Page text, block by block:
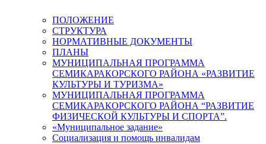
ПОЛОЖЕНИЕ
СТРУКТУРА
НОРМАТИВНЫЕ ДОКУМЕНТЫ
ПЛАНЫ
МУНИЦИПАЛЬНАЯ ПРОГРАММА
СЕМИКАРАКОРСКОГО РАЙОНА «РАЗВИТИЕ
КУЛЬТУРЫ И ТУРИЗМА»
МУНИЦИПАЛЬНАЯ ПРОГРАММА
СЕМИКАРАКОРСКОГО РАЙОНА “РАЗВИТИЕ
ФИЗИЧЕСКОЙ КУЛЬТУРЫ И СПОРТА”.
«Муниципальное задание»
Социализация и помощь инвалидам